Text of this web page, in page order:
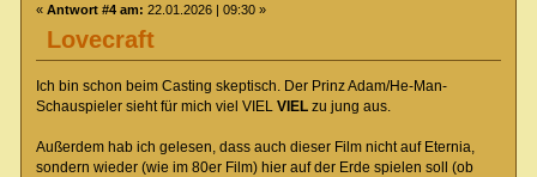
Lovecraft
« Antwort #4 am: 22.01.2026 | 09:30 »
Ich bin schon beim Casting skeptisch. Der Prinz Adam/He-Man-
Schauspieler sieht für mich viel VIEL VIELzu jung aus.
Außerdem hab ich gelesen, dass auch dieser Film nicht auf Eternia,
sondern wieder (wie im 80er Film) hier auf der Erde spielen soll (ob